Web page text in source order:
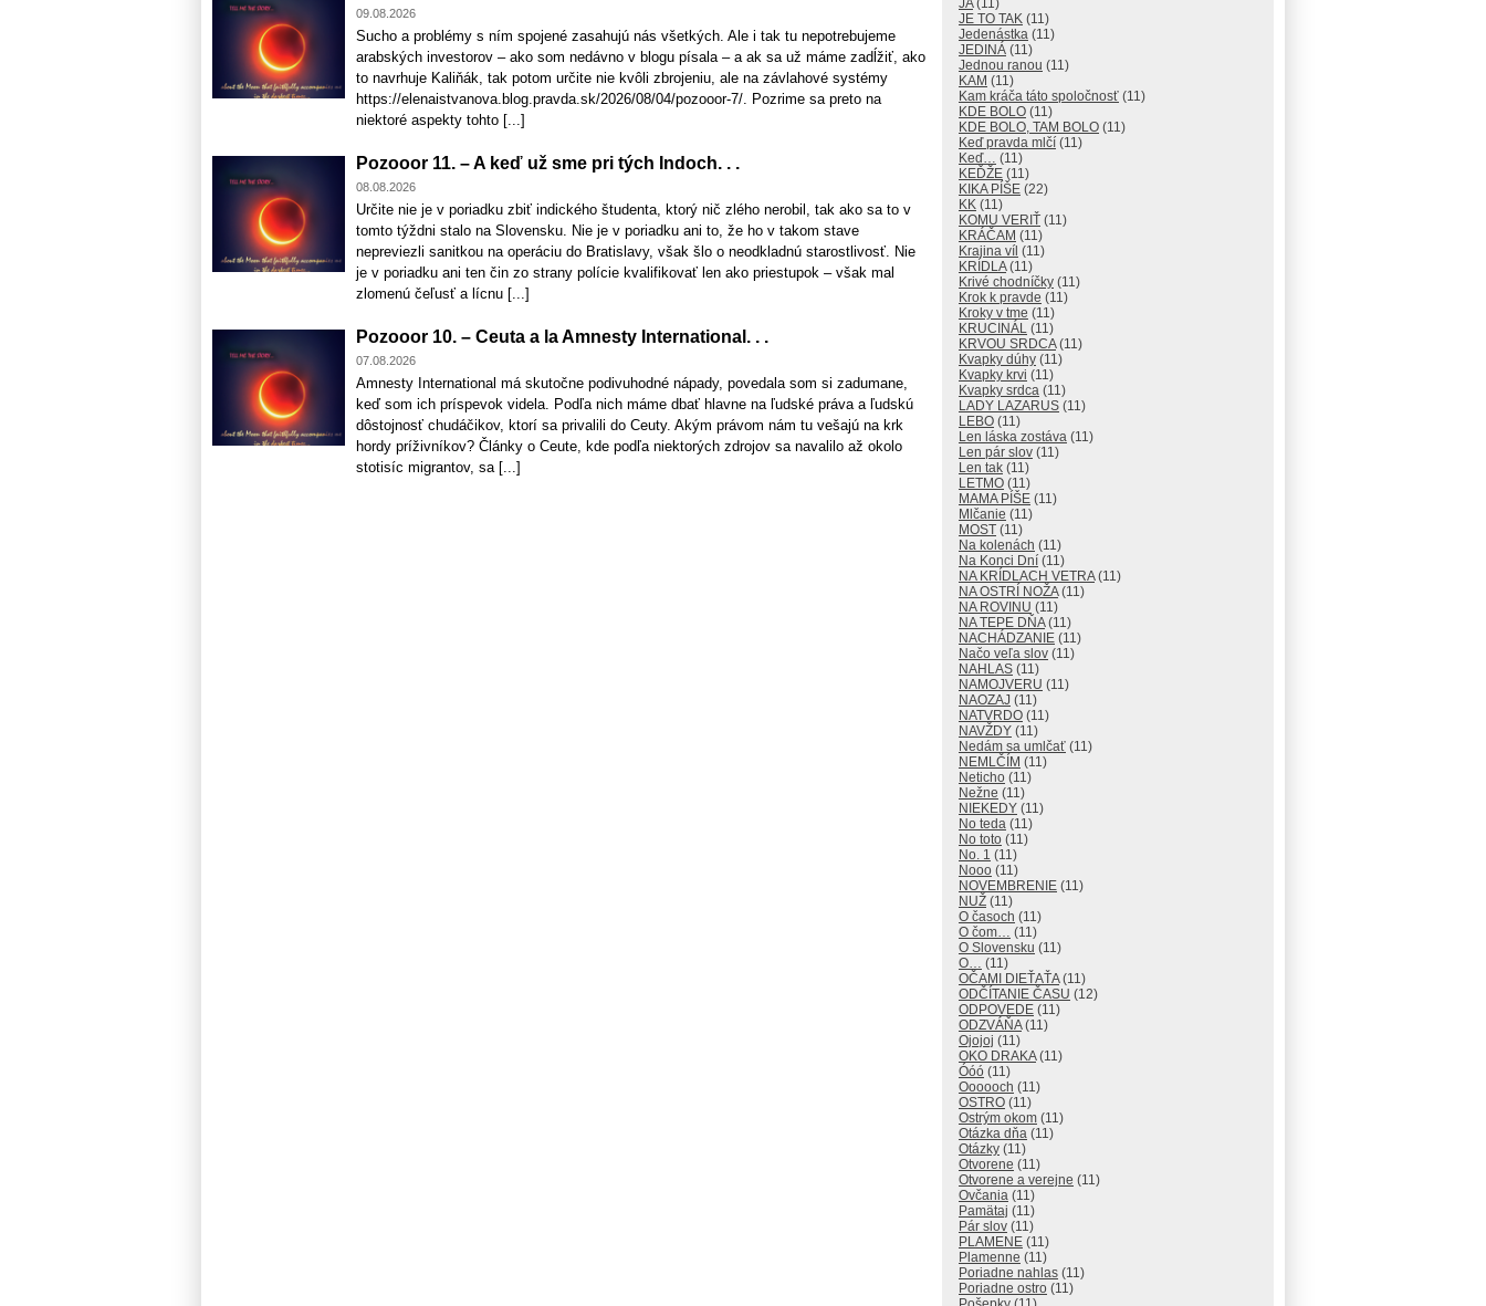
09.08.2026
Sucho a problémy s ním spojené zasahujú nás všetkých. Ale i tak tu nepotrebujeme
arabských investorov – ako som nedávno v blogu písala – a ak sa už máme zadĺžiť, ako
to navrhuje Kaliňák, tak potom určite nie kvôli zbrojeniu, ale na závlahové systémy
https://elenaistvanova.blog.pravda.sk/2026/08/04/pozooor-7/. Pozrime sa preto na
niektoré aspekty tohto [...]
Pozooor 11. – A keď už sme pri tých Indoch. . .
08.08.2026
Určite nie je v poriadku zbiť indického študenta, ktorý nič zlého nerobil, tak ako sa to v
tomto týždni stalo na Slovensku. Nie je v poriadku ani to, že ho v takom stave
nepreviezli sanitkou na operáciu do Bratislavy, však šlo o neodkladnú starostlivosť. Nie
je v poriadku ani ten čin zo strany polície kvalifikovať len ako priestupok – však mal
zlomenú čeľusť a lícnu [...]
Pozooor 10. – Ceuta a la Amnesty International. . .
07.08.2026
Amnesty International má skutočne podivuhodné nápady, povedala som si zadumane,
keď som ich príspevok videla. Podľa nich máme dbať hlavne na ľudské práva a ľudskú
dôstojnosť chudáčikov, ktorí sa privalili do Ceuty. Akým právom nám tu vešajú na krk
hordy príživníkov? Články o Ceute, kde podľa niektorých zdrojov sa navalilo až okolo
stotisíc migrantov, sa [...]
JA(11)
JE TO TAK (11)
Jedenástka (11)
JEDINÁ (11)
Jednou ranou (11)
KAM (11)
Kam kráča táto spoločnosť (11)
KDE BOLO (11)
KDE BOLO, TAM BOLO (11)
Keď pravda mlčí (11)
Keď… (11)
KEĎŽE (11)
KIKA PÍŠE (22)
KK (11)
KOMU VERIŤ (11)
KRÁČAM (11)
Krajina víl (11)
KRÍDLA(11)
Krivé chodníčky (11)
Krok k pravde (11)
Kroky v tme (11)
KRUCINÁL (11)
KRVOU SRDCA(11)
Kvapky dúhy (11)
Kvapky krvi (11)
Kvapky srdca (11)
LADY LAZARUS (11)
LEBO (11)
Len láska zostáva (11)
Len pár slov (11)
Len tak (11)
LETMO (11)
MAMA PÍŠE (11)
Mlčanie (11)
MOST (11)
Na kolenách (11)
Na Konci Dní (11)
NA KRÍDLACH VETRA(11)
NA OSTRÍ NOŽA(11)
NA ROVINU (11)
NA TEPE DŇA(11)
NACHÁDZANIE (11)
Načo veľa slov (11)
NAHLAS (11)
NAMOJVERU (11)
NAOZAJ (11)
NATVRDO (11)
NAVŽDY (11)
Nedám sa umlčať (11)
NEMLČÍM (11)
Neticho (11)
Nežne (11)
NIEKEDY (11)
No teda (11)
No toto (11)
No. 1 (11)
Nooo (11)
NOVEMBRENIE (11)
NUŽ (11)
O časoch (11)
O čom… (11)
O Slovensku (11)
O… (11)
OČAMI DIEŤAŤA(11)
ODČÍTANIE ČASU (12)
ODPOVEDE (11)
ODZVÁŇA(11)
Ojojoj (11)
OKO DRAKA(11)
Óóó (11)
Oooooch (11)
OSTRO (11)
Ostrým okom (11)
Otázka dňa (11)
Otázky (11)
Otvorene (11)
Otvorene a verejne (11)
Ovčania (11)
Pamätaj (11)
Pár slov (11)
PLAMENE (11)
Plamenne (11)
Poriadne nahlas (11)
Poriadne ostro (11)